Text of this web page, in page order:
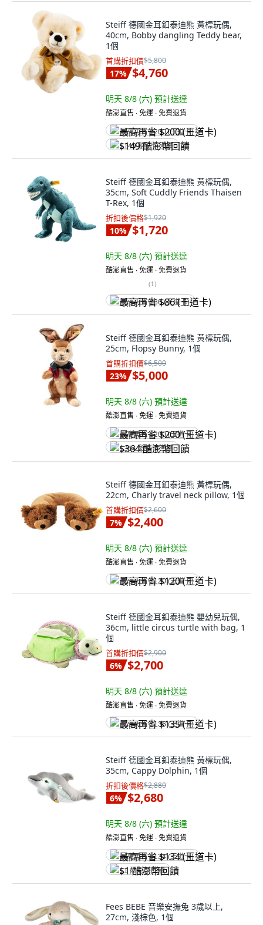
Steiff 德國金耳釦泰迪熊 黃標玩偶,
40cm, Bobby dangling Teddy bear,
1個
首購折扣價$5,800
17% $4,760
明天 8/8 (六) 預計送達
酷澎直售 ∙ 免運 ∙ 免費退貨
最高再省 $200 (王道卡)
$149 酷澎幣回饋
Steiff 德國金耳釦泰迪熊 黃標玩偶,
35cm, Soft Cuddly Friends Thaisen
T-Rex, 1個
折扣後價格$1,920
10% $1,720
明天 8/8 (六) 預計送達
酷澎直售 ∙ 免運 ∙ 免費退貨
(1)
最高再省 $86 (王道卡)
Steiff 德國金耳釦泰迪熊 黃標玩偶,
25cm, Flopsy Bunny, 1個
首購折扣價$6,500
23% $5,000
明天 8/8 (六) 預計送達
酷澎直售 ∙ 免運 ∙ 免費退貨
最高再省 $200 (王道卡)
$364 酷澎幣回饋
Steiff 德國金耳釦泰迪熊 黃標玩偶,
22cm, Charly travel neck pillow, 1個
首購折扣價$2,600
7% $2,400
明天 8/8 (六) 預計送達
酷澎直售 ∙ 免運 ∙ 免費退貨
最高再省 $120 (王道卡)
Steiff 德國金耳釦泰迪熊 嬰幼兒玩偶,
36cm, little circus turtle with bag, 1
個
首購折扣價$2,900
6% $2,700
明天 8/8 (六) 預計送達
酷澎直售 ∙ 免運 ∙ 免費退貨
最高再省 $135 (王道卡)
Steiff 德國金耳釦泰迪熊 黃標玩偶,
35cm, Cappy Dolphin, 1個
折扣後價格$2,880
6% $2,680
明天 8/8 (六) 預計送達
酷澎直售 ∙ 免運 ∙ 免費退貨
最高再省 $134 (王道卡)
$1 酷澎幣回饋
Fees BEBE 音樂安撫兔 3歲以上,
27cm, 淺棕色, 1個